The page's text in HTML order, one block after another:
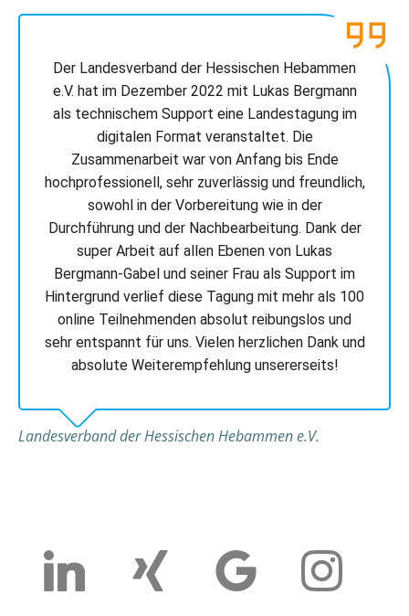
Der Landesverband der Hessischen Hebammen
e.V. hat im Dezember 2022 mit Lukas Bergmann
als technischem Support eine Landestagung im
digitalen Format veranstaltet. Die
Zusammenarbeit war von Anfang bis Ende
hochprofessionell, sehr zuverlässig und freundlich,
sowohl in der Vorbereitung wie in der
Durchführung und der Nachbearbeitung. Dank der
super Arbeit auf allen Ebenen von Lukas
Bergmann-Gabel und seiner Frau als Support im
Hintergrund verlief diese Tagung mit mehr als 100
online Teilnehmenden absolut reibungslos und
sehr entspannt für uns. Vielen herzlichen Dank und
absolute Weiterempfehlung unsererseits!
Landesverband der Hessischen Hebammen e.V.